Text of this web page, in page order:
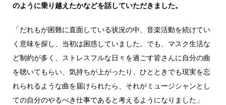
のように乗り越えたかなどを話していただきました。
「だれもが困難に直面している状況の中、音楽活動を続けてい
く意味を探し、当初は困惑していました。でも、マスク生活な
ど制約が多く、ストレスフルな日々を過ごす皆さんに自分の曲
を聴いてもらい、気持ちが上がったり、ひとときでも現実を忘
れられるような曲を届けられたら、それがミュージシャンとし
ての自分のやるべき仕事であると考えるようになりました」